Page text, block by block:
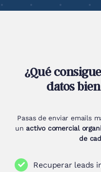
¿Qué
datos
Pasas de enviar emails
un activo comercial
de
Recuperar leads